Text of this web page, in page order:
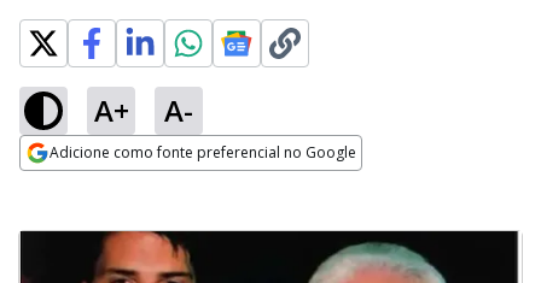
A+ A-
Adicione como fonte preferencial no Google